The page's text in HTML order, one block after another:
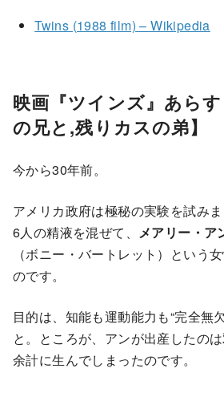
Twins (1988 film) – Wikipedia
映画『ツインズ』あら
の兄と,残りカスの弟】
今から30年前。
アメリカ政府は極秘の実験を試み
6人の精液を混ぜて、 メアリー・ア
（ボニー・バートレット）という
のです。
目的は、知能も運動能力も“完全無
と。ところが、アンが出産したの
余計に生んでしまったのです。